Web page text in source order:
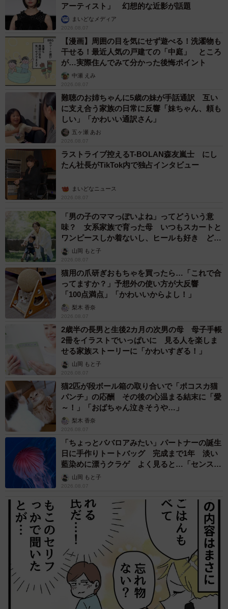
アーティスト」 幻想的な近影が話題
まいどなメディア
2026.08.07
【漫画】周囲の目を気にせず遊べる！洗濯物も
干せる！最近人気の戸建ての「中庭」 ところ
が…実際住んでみて分かった後悔ポイント
中瀬 えみ
2026.08.07
難聴のお姉ちゃんに5歳の妹が手話通訳 互い
に支え合う家族の日常に反響「妹ちゃん、頼も
しい」「かわいい通訳さん」
五ヶ瀬 あお
2026.08.07
ラストライブ控えるT-BOLAN森友嵐士 にし
たん社長がTikTok内で独占インタビュー
まいどなニュース
2026.08.07
「男の子のママっぽいよね」ってどういう意
味？ 女系家族で育った母 いつもスカートと
ワンピースしか着ないし、ヒールも好き どの
へんが…
山岡 もと子
2026.08.07
猫用の爪研ぎおもちゃを買ったら…「これで合
ってますか？」予想外の使い方が大反響
「100点満点」「かわいいからよし！」
梨木 香奈
2026.08.07
2歳半の長男と生後2カ月の次男の母 母子手帳
2冊をイラストでいっぱいに 見る人を楽しま
せる家族ストーリーに「かわいすぎる！」
山岡 もと子
2026.08.07
猫2匹が段ボール箱の取り合いで「ポコスカ猫
パンチ」の応酬 その後の心温まる結末に「愛
～！」「おばちゃん泣きそうや…」
梨木 香奈
2026.08.07
「ちょっとババロアみたい」パートナーの誕生
日に手作りトートバッグ 完成まで1年 淡い
藍染めに漂うクラゲ よく見ると…「センスす
ごい」山岡 もと子
2026.08.07